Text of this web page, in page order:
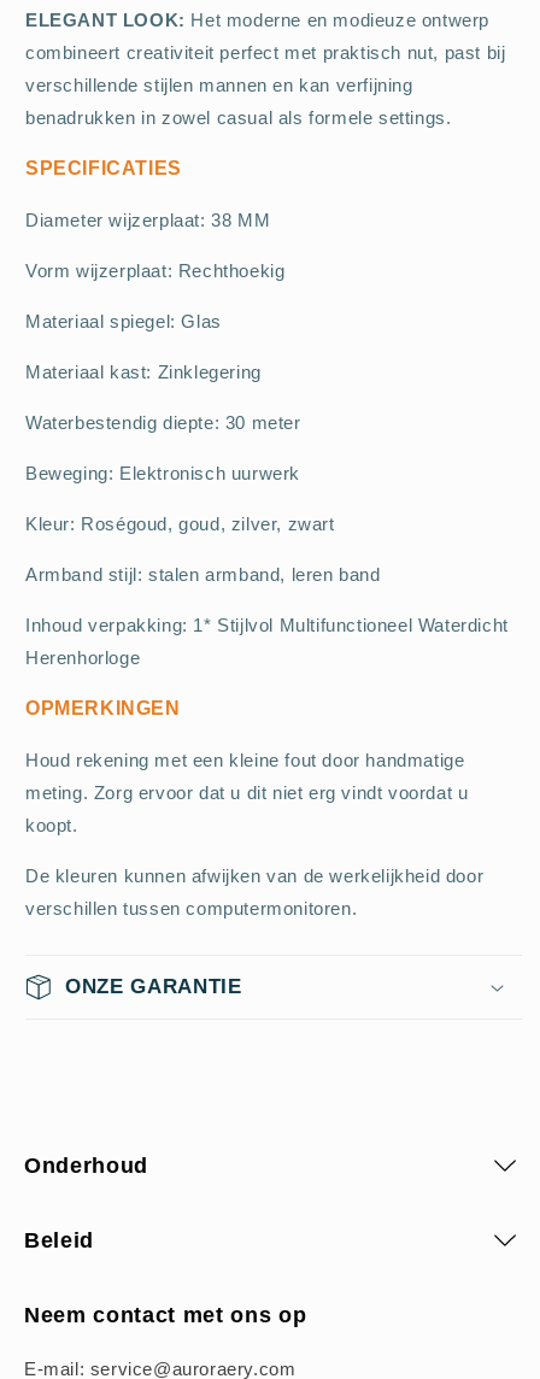
ELEGANT LOOK: Het moderne en modieuze ontwerp
combineert creativiteit perfect met praktisch nut, past bij
verschillende stijlen mannen en kan verfijning
benadrukken in zowel casual als formele settings.
SPECIFICATIES
Diameter wijzerplaat: 38 MM
Vorm wijzerplaat: Rechthoekig
Materiaal spiegel: Glas
Materiaal kast: Zinklegering
Waterbestendig diepte: 30 meter
Beweging: Elektronisch uurwerk
Kleur: Roségoud, goud, zilver, zwart
Armband stijl: stalen armband, leren band
Inhoud verpakking: 1* Stijlvol Multifunctioneel Waterdicht
Herenhorloge
OPMERKINGEN
Houd rekening met een kleine fout door handmatige
meting. Zorg ervoor dat u dit niet erg vindt voordat u
koopt.
De kleuren kunnen afwijken van de werkelijkheid door
verschillen tussen computermonitoren.
ONZE GARANTIE
Onderhoud
Beleid
Neem contact met ons op
E-mail: service@auroraery.com